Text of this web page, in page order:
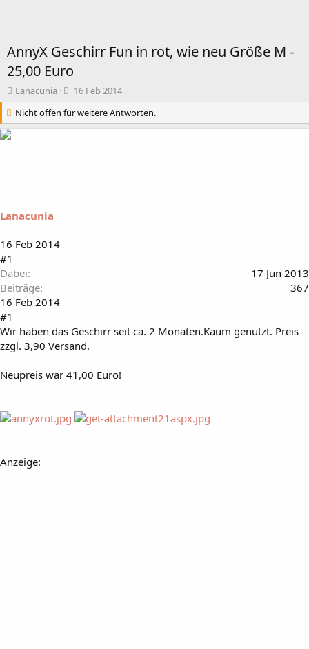
AnnyX Geschirr Fun in rot, wie neu Größe M -
25,00 Euro
T
e
m
t
r
Lanacunia
B
g
i
16 Feb 2014
Nicht offen für weitere Antworten.
Lanacunia
16 Feb 2014
#1
Dabei
17 Jun 2013
Beiträge
367
16 Feb 2014
#1
Wir haben das Geschirr seit ca. 2 Monaten.Kaum genutzt. Preis
zzgl. 3,90 Versand.
Neupreis war 41,00 Euro!
Anzeige: